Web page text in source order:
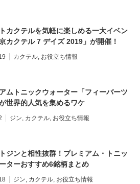
カクテルを気軽に楽しめる一大イベン
カクテル 7 デイズ 2019」が開催！
で
カクテル, お役立ち情報
ムトニックウォーター「フィーバーツ
世界的人気を集めるワケ
ジン, カクテル, お役立ち情報
ジンと相性抜群！プレミアム・トニッ
ターおすすめ6銘柄まとめ
ジン, カクテル, お役立ち情報